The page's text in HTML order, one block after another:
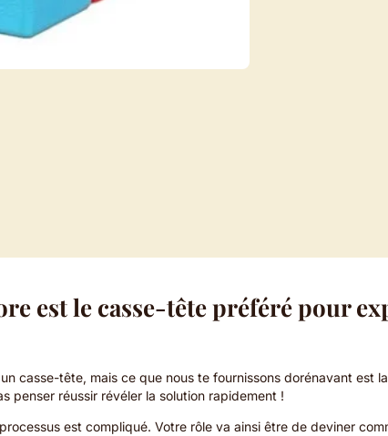
est le casse-tête préféré pour
casse-tête, mais ce que nous te fournissons dorénavant est
penser réussir révéler la solution rapidement !
est compliqué. Votre rôle va ainsi être de deviner